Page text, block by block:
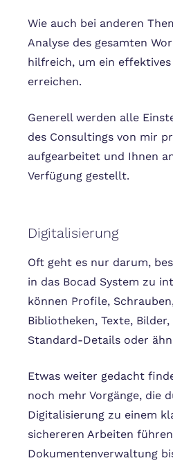
Wie auch bei anderen
Analyse des gesamten
hilfreich, um ein
erreichen.
Generell werden alle
des Consultings von mir
aufgearbeitet und Ihnen
Verfügung gestellt.
Digitalisierung
Oft geht es nur darum,
in das Bocad System zu
können Profile,
Bibliotheken, Texte,
Standard-Details oder
Etwas weiter gedacht
noch mehr Vorgänge, die
Digitalisierung zu einem
sichereren Arbeiten
Dokumentenverwaltung